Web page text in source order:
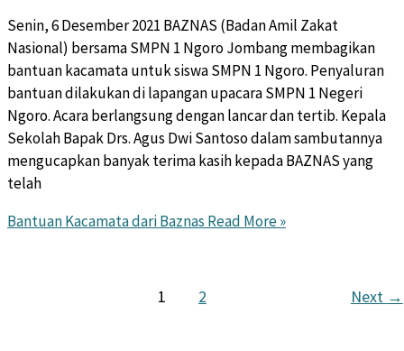
Senin, 6 Desember 2021 BAZNAS (Badan Amil Zakat
Nasional) bersama SMPN 1 Ngoro Jombang membagikan
bantuan kacamata untuk siswa SMPN 1 Ngoro. Penyaluran
bantuan dilakukan di lapangan upacara SMPN 1 Negeri
Ngoro. Acara berlangsung dengan lancar dan tertib. Kepala
Sekolah Bapak Drs. Agus Dwi Santoso dalam sambutannya
mengucapkan banyak terima kasih kepada BAZNAS yang
telah
Bantuan Kacamata dari Baznas Read More »
1 2 Next →